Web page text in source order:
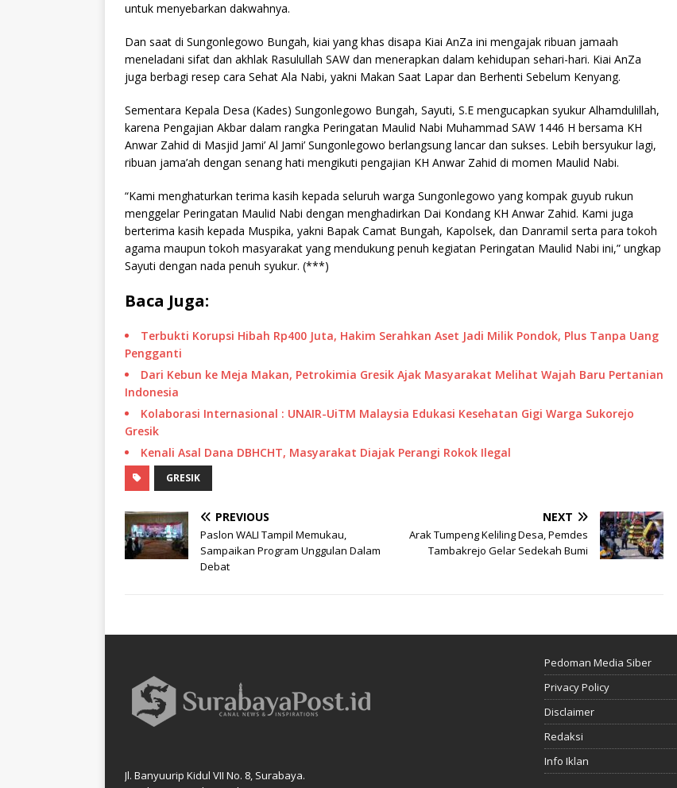
untuk menyebarkan dakwahnya.
Dan saat di Sungonlegowo Bungah, kiai yang khas disapa Kiai AnZa ini mengajak ribuan jamaah
meneladani sifat dan akhlak Rasulullah SAW dan menerapkan dalam kehidupan sehari-hari. Kiai AnZa
juga berbagi resep cara Sehat Ala Nabi, yakni Makan Saat Lapar dan Berhenti Sebelum Kenyang.
Sementara Kepala Desa (Kades) Sungonlegowo Bungah, Sayuti, S.E mengucapkan syukur Alhamdulillah,
karena Pengajian Akbar dalam rangka Peringatan Maulid Nabi Muhammad SAW 1446 H bersama KH
Anwar Zahid di Masjid Jami’ Al Jami’ Sungonlegowo berlangsung lancar dan sukses. Lebih bersyukur lagi,
ribuan jama’ah dengan senang hati mengikuti pengajian KH Anwar Zahid di momen Maulid Nabi.
“Kami menghaturkan terima kasih kepada seluruh warga Sungonlegowo yang kompak guyub rukun
menggelar Peringatan Maulid Nabi dengan menghadirkan Dai Kondang KH Anwar Zahid. Kami juga
berterima kasih kepada Muspika, yakni Bapak Camat Bungah, Kapolsek, dan Danramil serta para tokoh
agama maupun tokoh masyarakat yang mendukung penuh kegiatan Peringatan Maulid Nabi ini,” ungkap
Sayuti dengan nada penuh syukur. (***)
Baca Juga:
Terbukti Korupsi Hibah Rp400 Juta, Hakim Serahkan Aset Jadi Milik Pondok, Plus Tanpa Uang
Pengganti
Dari Kebun ke Meja Makan, Petrokimia Gresik Ajak Masyarakat Melihat Wajah Baru Pertanian
Indonesia
Kolaborasi Internasional : UNAIR-UiTM Malaysia Edukasi Kesehatan Gigi Warga Sukorejo
Gresik
Kenali Asal Dana DBHCHT, Masyarakat Diajak Perangi Rokok Ilegal
GRESIK
PREVIOUS
Paslon WALI Tampil Memukau,
Sampaikan Program Unggulan Dalam
Debat
NEXT
Arak Tumpeng Keliling Desa, Pemdes
Tambakrejo Gelar Sedekah Bumi
Jl. Banyuurip Kidul VII No. 8, Surabaya.
Pedoman Media Siber
Privacy Policy
Disclaimer
Redaksi
Info Iklan